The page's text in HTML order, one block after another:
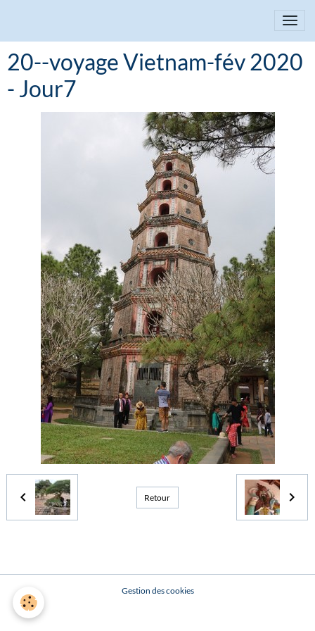
20--voyage Vietnam-fév 2020
- Jour7
Retour
Gestion des cookies